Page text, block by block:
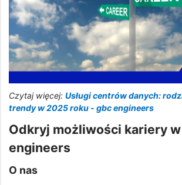
Czytaj więcej: Usługi centrów danych:
trendy w 2025 roku - gbc engineers
Odkryj możliwości kariery
engineers
O nas